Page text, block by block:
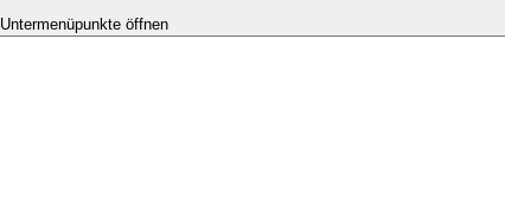
Untermenüpunkte öffnen